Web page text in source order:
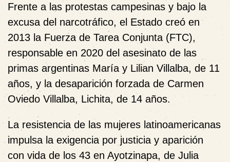
Frente a las protestas campesinas y bajo la
excusa del narcotráfico, el Estado creó en
2013 la Fuerza de Tarea Conjunta (FTC),
responsable en 2020 del asesinato de las
primas argentinas María y Lilian Villalba, de 11
años, y la desaparición forzada de Carmen
Oviedo Villalba, Lichita, de 14 años.
La resistencia de las mujeres latinoamericanas
impulsa la exigencia por justicia y aparición
con vida de los 43 en Ayotzinapa, de Julia